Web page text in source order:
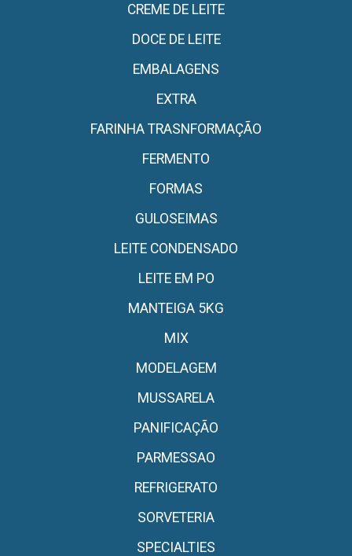
CREME DE LEITE
DOCE DE LEITE
EMBALAGENS
EXTRA
FARINHA TRASNFORMAÇÃO
FERMENTO
FORMAS
GULOSEIMAS
LEITE CONDENSADO
LEITE EM PO
MANTEIGA 5KG
MIX
MODELAGEM
MUSSARELA
PANIFICAÇÃO
PARMESSAO
REFRIGERATO
SORVETERIA
SPECIALTIES